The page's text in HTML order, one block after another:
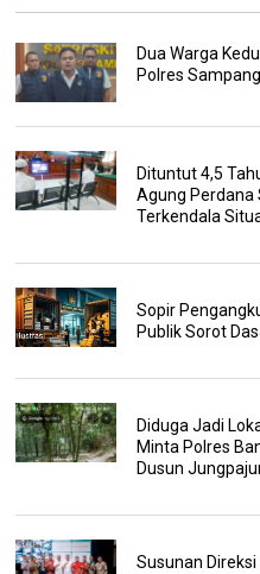
Dua Warga
Polres
Dituntut 4,5
Agung Perdana
Terkendala
Sopir
Publik Sorot
Diduga Jadi
Minta Polres
Dusun
Susunan